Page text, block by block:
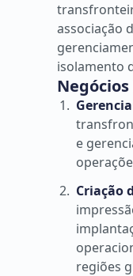
associação
isolamento
e
Criação
regiões